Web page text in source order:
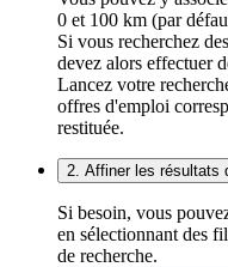
0 et 100 km (par
Si vous recherchez
devez alors effectuer
Lancez votre
offres d'emploi
restituée.
2. Affiner les résultats
Si besoin, vous
en sélectionnant des
de recherche.